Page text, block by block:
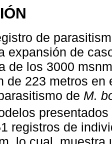
de
expansión de
de los 3000
de 223 metros
de M.
registros de